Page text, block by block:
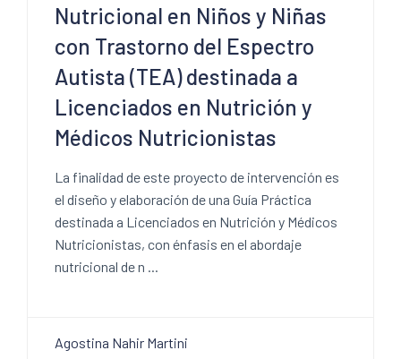
Nutricional en Niños y Niñas
con Trastorno del Espectro
Autista (TEA) destinada a
Licenciados en Nutrición y
Médicos Nutricionistas
La finalidad de este proyecto de intervención es
el diseño y elaboración de una Guía Práctica
destinada a Licenciados en Nutrición y Médicos
Nutricionistas, con énfasis en el abordaje
nutricional de n ...
Agostina Nahir Martini